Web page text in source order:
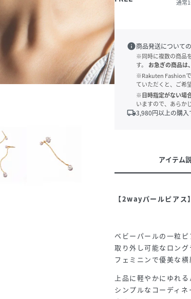
通常
info商品発送について
※同時に複数の商品
す。
お急ぎの商品は
※Rakuten Fashion
ていただくと、ご希
※日時指定がない場
いますので、あらか
local_shipping3,980円以上の購
アイテム
【2wayパールピアス】
ベビーパールの一粒
取り外し可能なロング
フェミニンで優美な横
上品に軽やかにゆれ
シンプルなコーディ